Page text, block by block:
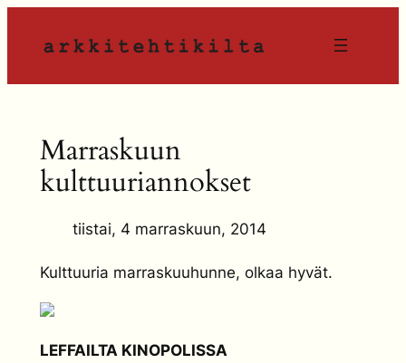
sisältöön
Marraskuun
kulttuuriannokset
tiistai, 4 marraskuun, 2014
Kulttuuria marraskuuhunne, olkaa hyvät.
LEFFAILTA KINOPOLISSA